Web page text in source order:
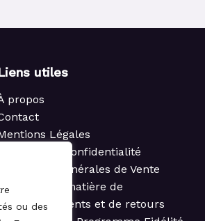
ou des
utiles
propos
Légales
Politique de confidentialité
Conditions Générales de Vente
en matière de
et de retours